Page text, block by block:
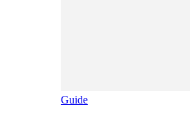
Guide